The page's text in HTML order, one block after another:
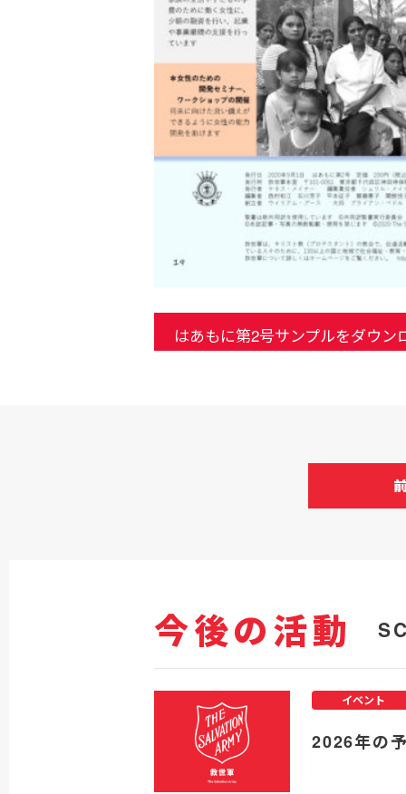
はあもに第2号サンプルをダウン
今後の活動
2026年の
イベント